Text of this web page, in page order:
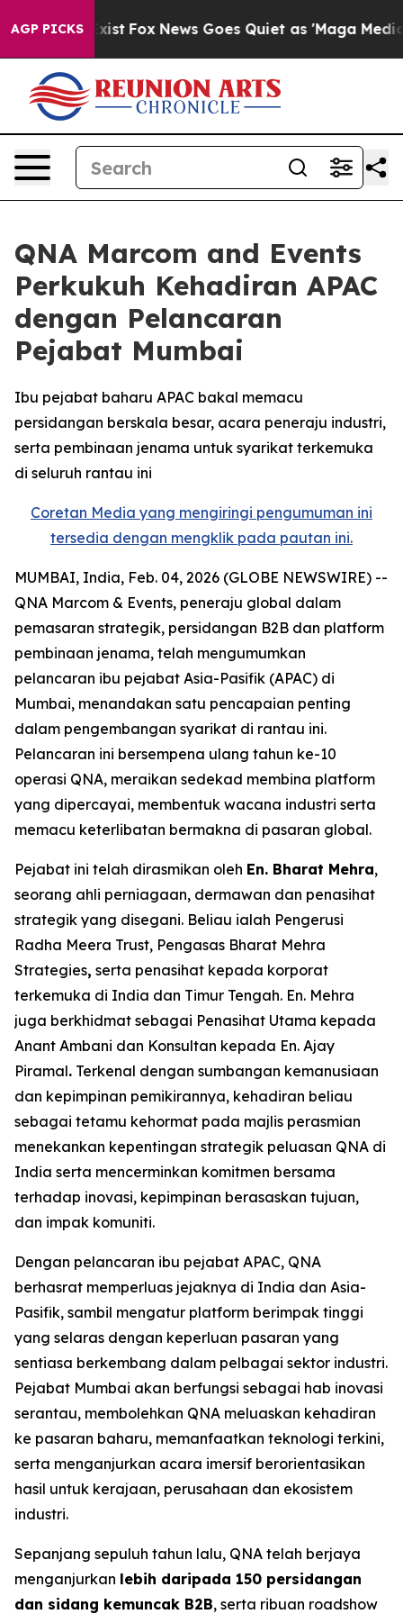
AGP PICKS
They Exist Fox News Goes Quiet as 'Maga Media
QNA Marcom and Events
Perkukuh Kehadiran APAC
dengan Pelancaran
Pejabat Mumbai
Ibu pejabat baharu APAC bakal memacu
persidangan berskala besar, acara peneraju industri,
serta pembinaan jenama untuk syarikat terkemuka
di seluruh rantau ini
Coretan Media yang mengiringi pengumuman ini
tersedia dengan mengklik pada pautan ini.
MUMBAI, India, Feb. 04, 2026 (GLOBE NEWSWIRE) --
QNA Marcom & Events, peneraju global dalam
pemasaran strategik, persidangan B2B dan platform
pembinaan jenama, telah mengumumkan
pelancaran ibu pejabat Asia-Pasifik (APAC) di
Mumbai, menandakan satu pencapaian penting
dalam pengembangan syarikat di rantau ini.
Pelancaran ini bersempena ulang tahun ke-10
operasi QNA, meraikan sedekad membina platform
yang dipercayai, membentuk wacana industri serta
memacu keterlibatan bermakna di pasaran global.
Pejabat ini telah dirasmikan oleh En. Bharat Mehra,
seorang ahli perniagaan, dermawan dan penasihat
strategik yang disegani. Beliau ialah Pengerusi
Radha Meera Trust, Pengasas Bharat Mehra
Strategies, serta penasihat kepada korporat
terkemuka di India dan Timur Tengah. En. Mehra
juga berkhidmat sebagai Penasihat Utama kepada
Anant Ambani dan Konsultan kepada En. Ajay
Piramal. Terkenal dengan sumbangan kemanusiaan
dan kepimpinan pemikirannya, kehadiran beliau
sebagai tetamu kehormat pada majlis perasmian
menekankan kepentingan strategik peluasan QNA di
India serta mencerminkan komitmen bersama
terhadap inovasi, kepimpinan berasaskan tujuan,
dan impak komuniti.
Dengan pelancaran ibu pejabat APAC, QNA
berhasrat memperluas jejaknya di India dan Asia-
Pasifik, sambil mengatur platform berimpak tinggi
yang selaras dengan keperluan pasaran yang
sentiasa berkembang dalam pelbagai sektor industri.
Pejabat Mumbai akan berfungsi sebagai hab inovasi
serantau, membolehkan QNA meluaskan kehadiran
ke pasaran baharu, memanfaatkan teknologi terkini,
serta menganjurkan acara imersif berorientasikan
hasil untuk kerajaan, perusahaan dan ekosistem
industri.
Sepanjang sepuluh tahun lalu, QNA telah berjaya
menganjurkan lebih daripada 150 persidangan
dan sidang kemuncak B2B, serta ribuan roadshow